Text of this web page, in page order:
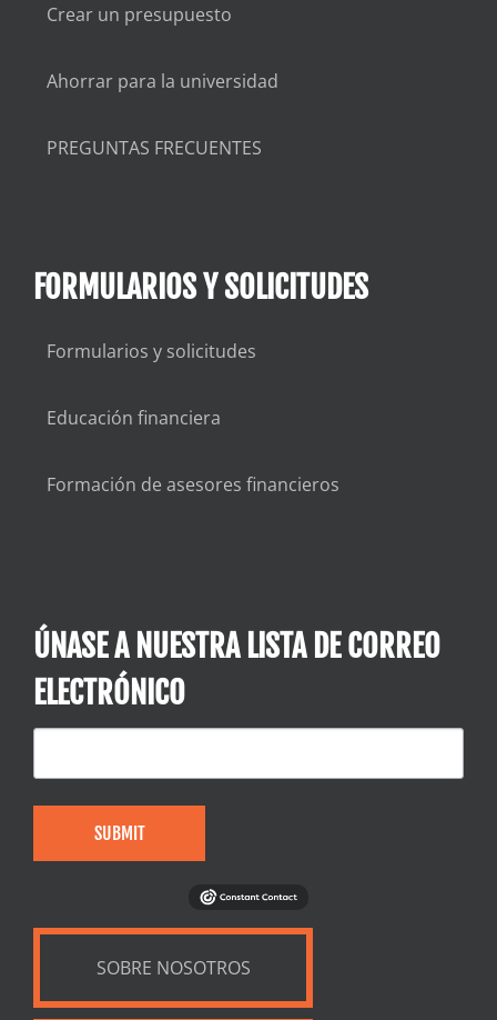
Crear un presupuesto
Ahorrar para la universidad
PREGUNTAS FRECUENTES
FORMULARIOS Y SOLICITUDES
Formularios y solicitudes
Educación financiera
Formación de asesores financieros
ÚNASE A NUESTRA LISTA DE CORREO
ELECTRÓNICO
SUBMIT
SOBRE NOSOTROS